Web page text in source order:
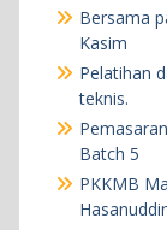
Bersama
Kasim
Pelatihan
teknis.
Batch 5
PKKMB